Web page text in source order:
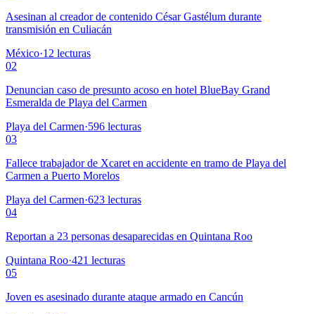
Asesinan al creador de contenido César Gastélum durante
transmisión en Culiacán
México·12 lecturas
02
Denuncian caso de presunto acoso en hotel BlueBay Grand
Esmeralda de Playa del Carmen
Playa del Carmen·596 lecturas
03
Fallece trabajador de Xcaret en accidente en tramo de Playa del
Carmen a Puerto Morelos
Playa del Carmen·623 lecturas
04
Reportan a 23 personas desaparecidas en Quintana Roo
Quintana Roo·421 lecturas
05
Joven es asesinado durante ataque armado en Cancún